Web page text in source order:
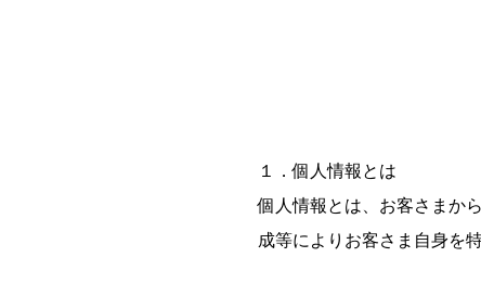
１．個人情報とは
個人情報とは、お客さまか
成等によりお客さま自身を